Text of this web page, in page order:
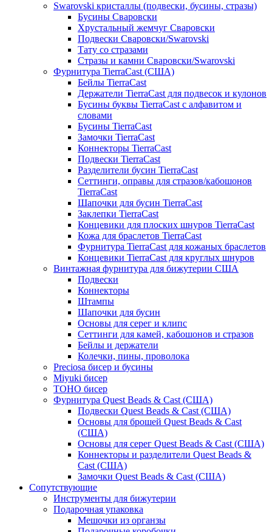
Swarovski кристаллы (подвески, бусины, стразы)
Бусины Сваровски
Хрустальный жемчуг Сваровски
Подвески Сваровски/Swarovski
Тату со стразами
Стразы и камни Сваровски/Swarovski
Фурнитура TierraCast (США)
Бейлы TierraCast
Держатели TierraCast для подвесок и кулонов
Бусины буквы TierraCast с алфавитом и
словами
Бусины TierraCast
Замочки TierraCast
Коннекторы TierraCast
Подвески TierraCast
Разделители бусин TierraCast
Сеттинги, оправы для стразов/кабошонов
TierraCast
Шапочки для бусин TierraCast
Заклепки TierraCast
Концевики для плоских шнуров TierraCast
Кожа для браслетов TierraCast
Фурнитура TierraCast для кожаных браслетов
Концевики TierraCast для круглых шнуров
Винтажная фурнитура для бижутерии США
Подвески
Коннекторы
Штампы
Шапочки для бусин
Основы для серег и клипс
Сеттинги для камей, кабошонов и стразов
Бейлы и держатели
Колечки, пины, проволока
Preciosa бисер и бусины
Miyuki бисер
TOHO бисер
Фурнитура Quest Beads & Cast (США)
Подвески Quest Beads & Cast (США)
Основы для брошей Quest Beads & Cast
(США)
Основы для серег Quest Beads & Cast (США)
Коннекторы и разделители Quest Beads &
Cast (США)
Замочки Quest Beads & Cast (США)
Сопутствующие
Инструменты для бижутерии
Подарочная упаковка
Мешочки из органзы